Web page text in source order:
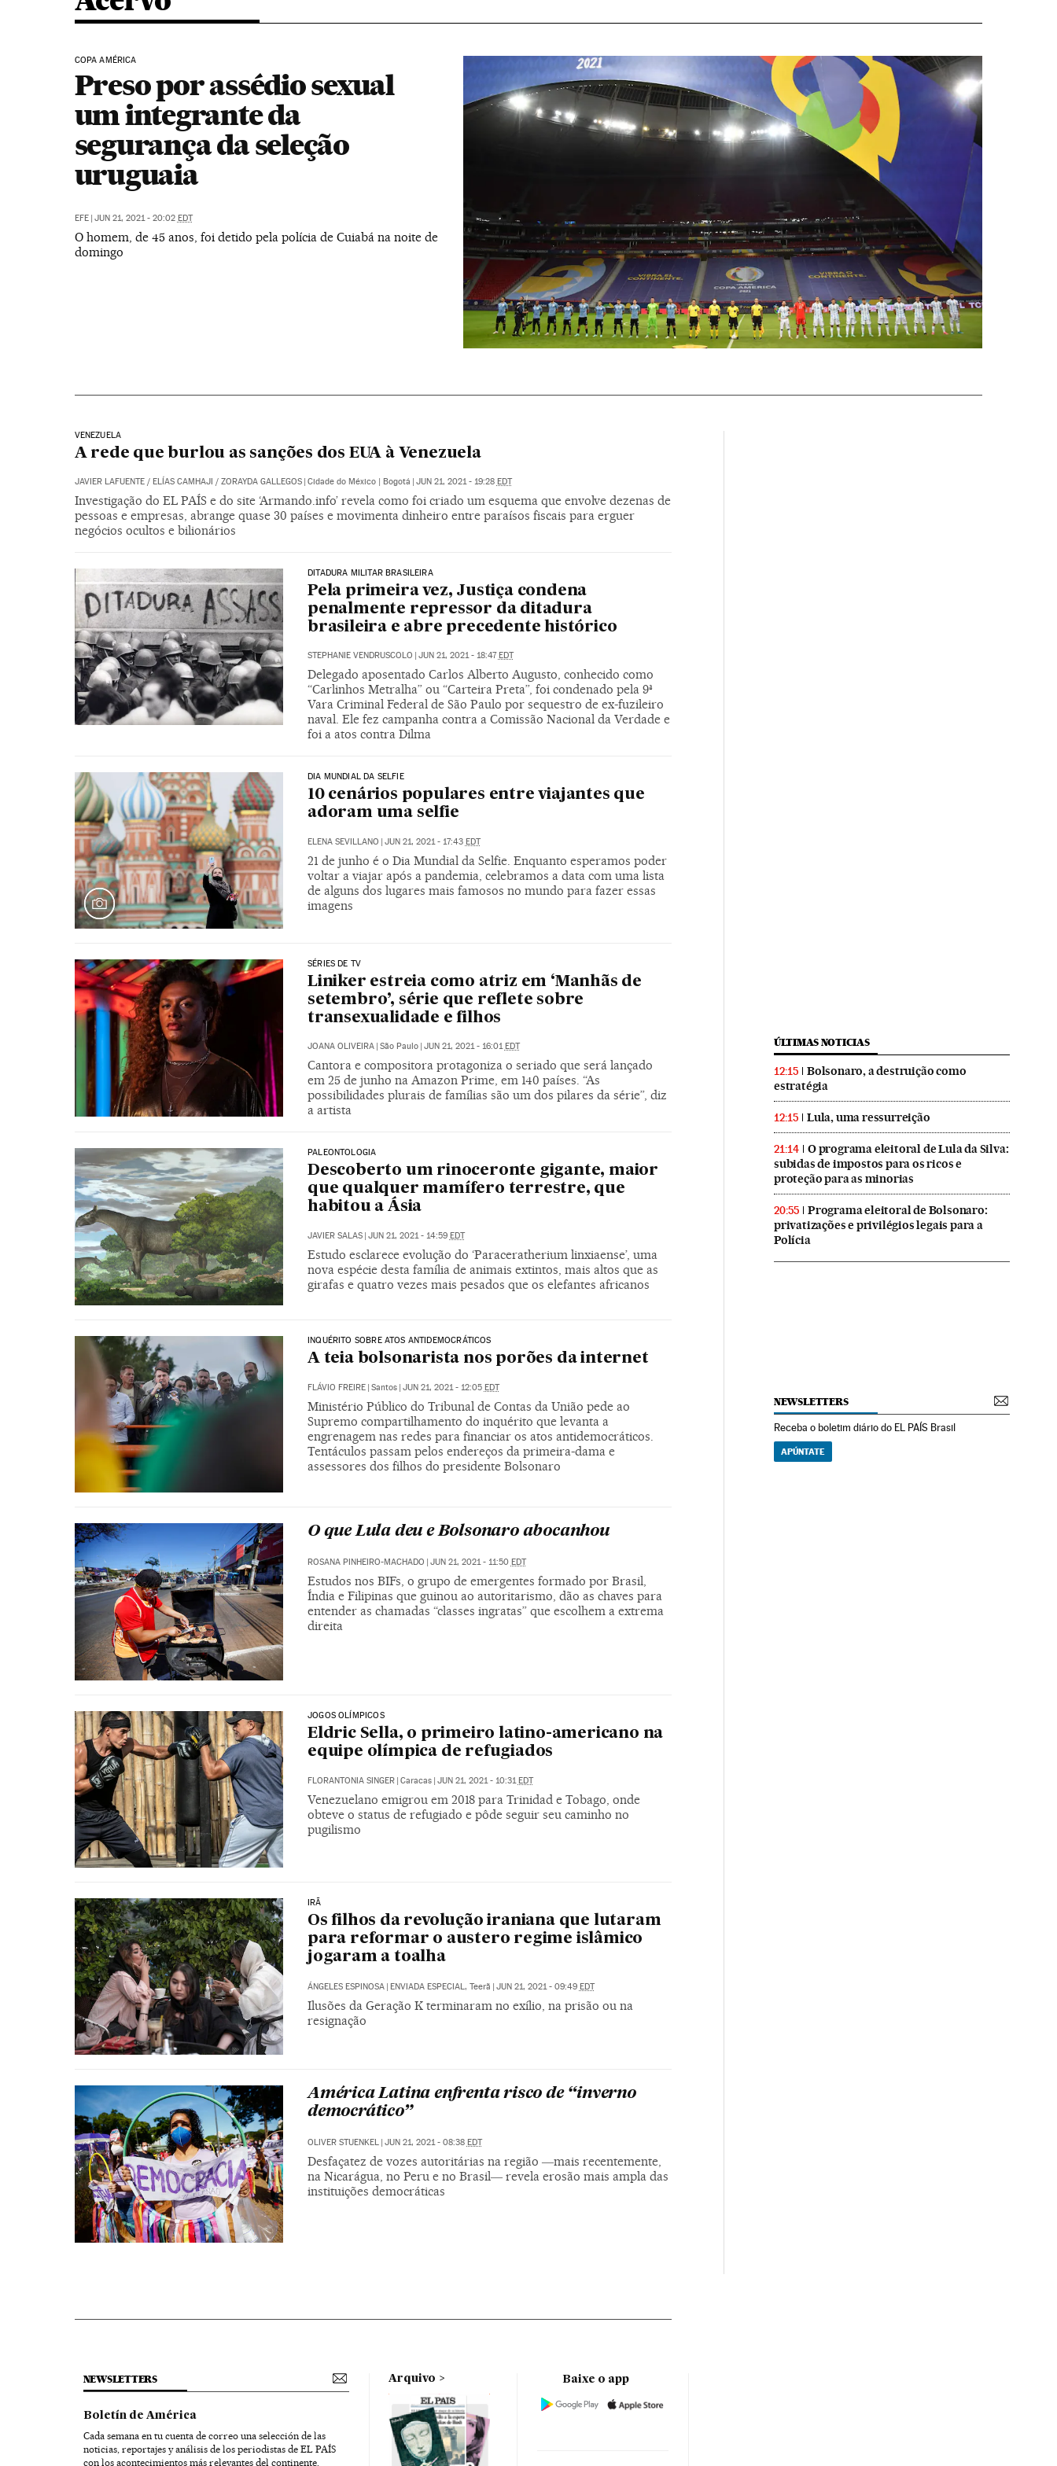
COPA AMÉRICA
Preso por assédio sexual
um integrante da
segurança da seleção
uruguaia
EFE | JUN 21, 2021 - 20:02 EDT
O homem, de 45 anos, foi detido pela polícia de Cuiabá na noite de
domingo
VENEZUELA
A rede que burlou as sanções dos EUA à Venezuela
JAVIER LAFUENTE/ ELÍAS CAMHAJI / ZORAYDA GALLEGOS | Cidade do México | Bogotá | JUN 21, 2021 - 19:28 EDT
Investigação do EL PAÍS e do site ‘Armando.info’ revela como foi criado um esquema que envolve dezenas de
pessoas e empresas, abrange quase 30 países e movimenta dinheiro entre paraísos fiscais para erguer
negócios ocultos e bilionários
DITADURA MILITAR BRASILEIRA
Pela primeira vez, Justiça condena
penalmente repressor da ditadura
brasileira e abre precedente histórico
STEPHANIE VENDRUSCOLO | JUN 21, 2021 - 18:47EDT
Delegado aposentado Carlos Alberto Augusto, conhecido como
“Carlinhos Metralha” ou “Carteira Preta”, foi condenado pela 9ª
Vara Criminal Federal de São Paulo por sequestro de ex-fuzileiro
naval. Ele fez campanha contra a Comissão Nacional da Verdade e
foi a atos contra Dilma
DIA MUNDIAL DA SELFIE
10 cenários populares entre viajantes que
adoram uma selfie
ELENA SEVILLANO | JUN 21, 2021 - 17:43 EDT
21 de junho é o Dia Mundial da Selfie. Enquanto esperamos poder
voltar a viajar após a pandemia, celebramos a data com uma lista
de alguns dos lugares mais famosos no mundo para fazer essas
imagens
SÉRIES DE TV
Liniker estreia como atriz em ‘Manhãs de
setembro’, série que reflete sobre
transexualidade e filhos
JOANA OLIVEIRA São Paulo JUN 21, 2021 - 16:01 EDT
Cantora e compositora protagoniza o seriado que será lançado
em 25 de junho na Amazon Prime, em 140 países. “As
possibilidades plurais de famílias são um dos pilares da série”, diz
a artista
PALEONTOLOGIA
Descoberto um rinoceronte gigante, maior
que qualquer mamífero terrestre, que
habitou a Ásia
JAVIER SALAS JUN 21, 2021 - 14:59 EDT
Estudo esclarece evolução do ‘Paraceratherium linxiaense’, uma
nova espécie desta família de animais extintos, mais altos que as
girafas e quatro vezes mais pesados que os elefantes africanos
INQUÉRITO SOBRE ATOS ANTIDEMOCRÁTICOS
A teia bolsonarista nos porões da internet
FLÁVIO FREIRE | Santos | JUN 21, 2021 - 12:05 EDT
Ministério Público do Tribunal de Contas da União pede ao
Supremo compartilhamento do inquérito que levanta a
engrenagem nas redes para financiar os atos antidemocráticos.
Tentáculos passam pelos endereços da primeira-dama e
assessores dos filhos do presidente Bolsonaro
O que Lula deu e Bolsonaro abocanhou
ROSANA PINHEIRO-MACHADO JUN 21, 2021 - 11:50 EDT
Estudos nos BIFs, o grupo de emergentes formado por Brasil,
Índia e Filipinas que guinou ao autoritarismo, dão as chaves para
entender as chamadas “classes ingratas” que escolhem a extrema
direita
JOGOS OLÍMPICOS
Eldric Sella, o primeiro latino-americano na
equipe olímpica de refugiados
FLORANTONIA SINGER Caracas JUN 21, 2021 - 10:31 EDT
Venezuelano emigrou em 2018 para Trinidad e Tobago, onde
obteve o status de refugiado e pôde seguir seu caminho no
pugilismo
IRÃ
Os filhos da revolução iraniana que lutaram
para reformar o austero regime islâmico
jogaram a toalha
ÁNGELES ESPINOSA | ENVIADA ESPECIAL, Teerã | JUN 21, 2021 - 09:49 EDT
Ilusões da Geração K terminaram no exílio, na prisão ou na
resignação
América Latina enfrenta risco de “inverno
democrático”
OLIVER STUENKEL JUN 21, 2021 - 08:38 EDT
Desfaçatez de vozes autoritárias na região ―mais recentemente,
na Nicarágua, no Peru e no Brasil― revela erosão mais ampla das
instituições democráticas
ÚLTIMAS NOTICIAS
12:15
Bolsonaro, a destruição como
estratégia
12:15 Lula, uma ressurreição
21:14
O programa eleitoral de Lula da Silva:
subidas de impostos para os ricos e
proteção para as minorias
20:55
Programa eleitoral de Bolsonaro:
privatizações e privilégios legais para a
Polícia
NEWSLETTERS
Receba o boletim diário do EL PAÍS Brasil
APÚNTATE
NEWSLETTERS
Boletín de América
Cada semana en tu cuenta de correo una selección de las
noticias, reportajes y análisis de los periodistas de EL PAÍS
con los acontecimientos más relevantes del continente.
Arquivo Baixe o app